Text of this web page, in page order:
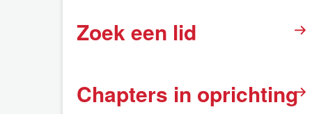
Zoek een lid
Chapters in oprichting